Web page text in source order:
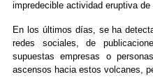
impredecible actividad eruptiva
En los últimos días, se ha
redes sociales, de
supuestas empresas o
ascensos hacia estos volcanes,